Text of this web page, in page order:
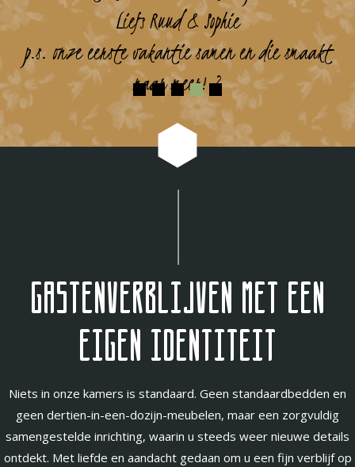
Liefs Ruud & Sophie
p.s. onze eerste vakantie samen en die smaakt
naar meer! ?
Gastenverblijven met een
eigen identiteit
Niets in onze kamers is standaard. Geen standaardbedden en
geen dertien-in-een-dozijn-meubelen, maar een zorgvuldig
samengestelde inrichting, waarin u steeds weer nieuwe details
ontdekt. Met liefde en aandacht gedaan om u een fijn verblijf op